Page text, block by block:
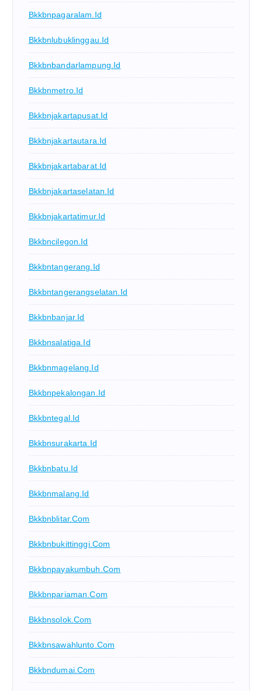
Bkkbnpagaralam.id
Bkkbnlubuklinggau.id
Bkkbnbandarlampung.id
Bkkbnmetro.id
Bkkbnjakartapusat.id
Bkkbnjakartautara.id
Bkkbnjakartabarat.id
Bkkbnjakartaselatan.id
Bkkbnjakartatimur.id
Bkkbncilegon.id
Bkkbntangerang.id
Bkkbntangerangselatan.id
Bkkbnbanjar.id
Bkkbnsalatiga.id
Bkkbnmagelang.id
Bkkbnpekalongan.id
Bkkbntegal.id
Bkkbnsurakarta.id
Bkkbnbatu.id
Bkkbnmalang.id
Bkkbnblitar.com
Bkkbnbukittinggi.com
Bkkbnpayakumbuh.com
Bkkbnpariaman.com
Bkkbnsolok.com
Bkkbnsawahlunto.com
Bkkbndumai.com